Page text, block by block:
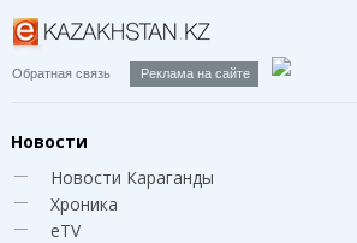
Обратная связь Реклама на сайте
Новости
Новости Караганды
Хроника
eTV